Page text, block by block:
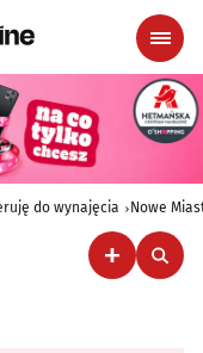
do wynajęcia Nowe